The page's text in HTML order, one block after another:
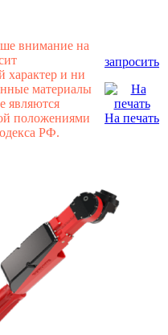
внимание на
характер и ни
материалы
являются
положениями
РФ.
запросить
На печать